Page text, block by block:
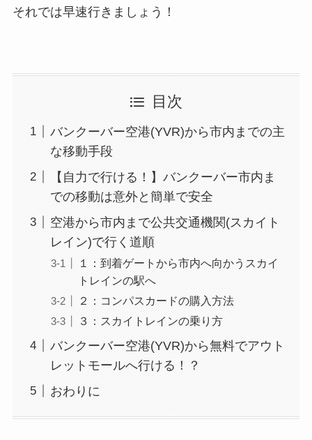
それでは早速行きましょう！
目次
バンクーバー空港(YVR)から市内までの主
な移動手段
【自力で行ける！】バンクーバー市内ま
での移動は意外と簡単で安全
空港から市内まで公共交通機関(スカイト
レイン)で行く道順
１：到着ゲートから市内へ向かうスカイ
トレインの駅へ
２：コンパスカードの購入方法
３：スカイトレインの乗り方
バンクーバー空港(YVR)から無料でアウト
レットモールへ行ける！？
おわりに